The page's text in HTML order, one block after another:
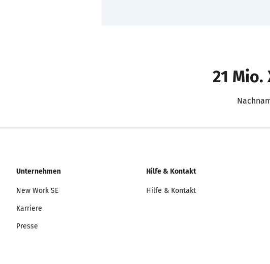
21 Mio.
Unternehmen
New Work SE
Karriere
Presse
Hilfe & Kontakt
Hilfe & Kontakt